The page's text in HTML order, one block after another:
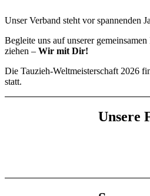
Unser Verband steht vor spannenden
Begleite uns auf unserer
ziehen – Wir mit Dir!
Die Tauzieh-Weltmeisterschaft 2026
statt.
Unsere